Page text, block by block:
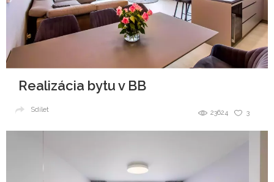
Realizácia bytu v BB
3
23624
Sdílet